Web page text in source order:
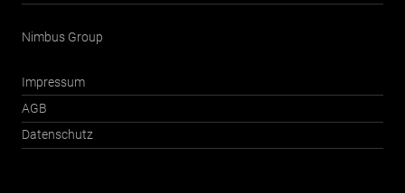
Nimbus Group
Impressum
AGB
Datenschutz